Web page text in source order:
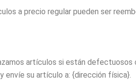
a precio regular pueden ser
artículos si están defectuosos
envíe su artículo a: {dirección física}.